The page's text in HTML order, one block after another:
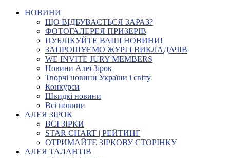
НОВИНИ
ЩО ВІДБУВАЄТЬСЯ ЗАРАЗ?
ФОТОГАЛЕРЕЯ ПРИЗЕРІВ
ПУБЛІКУЙТЕ ВАШІ НОВИНИ!
ЗАПРОШУЄМО ЖУРІ І ВИКЛАДАЧІВ
WE INVITE JURY MEMBERS
Новини Алеї Зірок
Творчі новини України і світу
Конкурси
Швидкі новини
Всі новини
АЛЕЯ ЗІРОК
ВСІ ЗІРКИ
STAR CHART | РЕЙТИНГ
ОТРИМАЙТЕ ЗІРКОВУ СТОРІНКУ
АЛЕЯ ТАЛАНТІВ